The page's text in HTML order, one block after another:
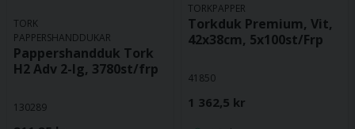
TORK
PAPPERSHANDDUKAR
Pappershandduk Tork
H2 Adv 2-lg, 3780st/frp
130289
TORKPAPPER
Torkduk Premium, Vit,
42x38cm, 5x100st/Frp
41850
1 362,5 kr